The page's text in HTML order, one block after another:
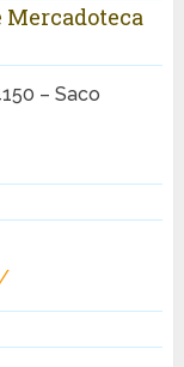
Mercadoteca
– Saco